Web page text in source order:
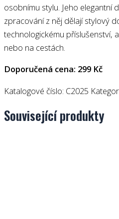
osobnímu stylu. Jeho elegantní
zpracování z něj dělají stylový
technologickému příslušenství,
nebo na cestách.
Doporučená cena: 299 Kč
Katalogové číslo: C2025
Související produkty